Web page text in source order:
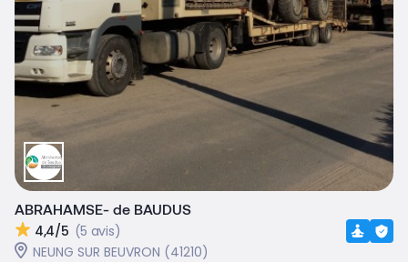
ABRAHAMSE- de BAUDUS
4,4/5 (5 avis)
NEUNG SUR BEUVRON (41210)